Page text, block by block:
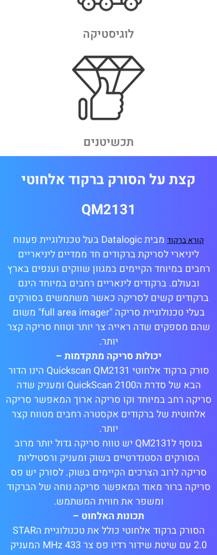
לוגיסטיקה
תכשיטנים
קצת על הסורק ברקוד אלחוטי
QM2131
קורא ברקוד
מבית Datalogic בעל טכנולוגיית פענוח
ליניארי לסריקת ברקודים חד ממדיים ליניאריים
רחבים במיוחד הקיימים במגוון שווקים וענפים בארץ
ובעולם. ברקודים לינאריים רחבים במיוחד הינם
ברקודים קשים לסריקה כאשר משתמשים בסורקים
בעלי טכנולוגיית סריקה "full area imager" משום
שהם מספקים שדה ראייה צר יותר וטווח סריקה קצר
יותר.
יכולות סריקה מתקדמות –
סורק ברקוד אלחוטי Quickscan QM2131 הינו הדור
הבא של סדרת הQuickScan 2100 ומעניק שדה
סריקה רחב במיוחד וקו סריקה ארוך המאפשר סריקה
אלחוטית של ברקודים אקסטרה רחבים מטווח קצר
יותר.
בנוסף לQM2131 יש טווח סריקה גדול יותר מרוב
הסורקים הסטנדרטיים בשוק ומעניק ורסטיליות
סריקה לרוב הצרכים הקיימים בשוק. לסורק יש פס
סריקה ברור מאוד המאפשר סריקה נוחה של הברקוד
ומשפר את חווית המשתמש.
תכונות האלחוט –
הסורק ברקוד אלחוטי כולל את טכנולוגיית הSTAR
2.0 עם שיטת שידור רדיו פס צר 433 MHz המעניק